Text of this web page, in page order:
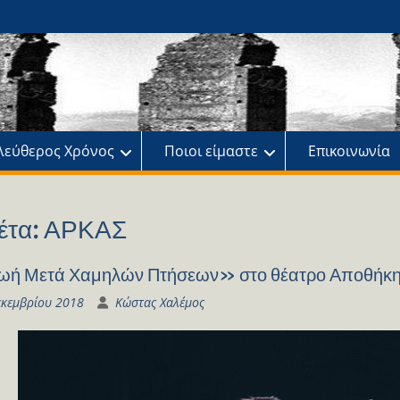
Χρόνος Ποιοι είμαστε Επικοινωνία
ΑΡΚΑΣ
Μετά Χαμηλών Πτήσεων» στο θέατρο
2018 Κώστας Χαλέμος